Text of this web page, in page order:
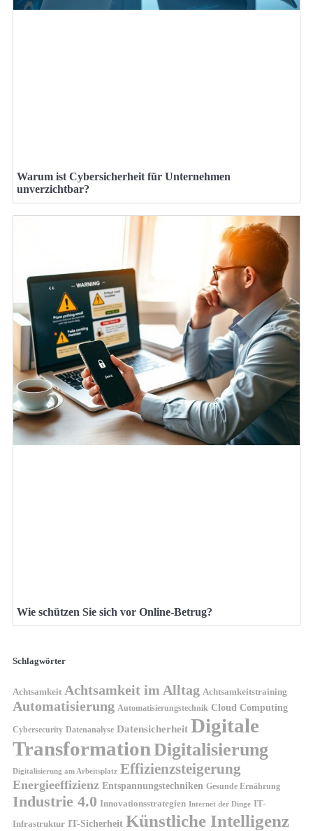
Warum ist Cybersicherheit für Unternehmen
unverzichtbar?
Wie schützen Sie sich vor Online-Betrug?
Schlagwörter
Achtsamkeit Achtsamkeit im Alltag Achtsamkeitstraining
Automatisierung Automatisierungstechnik Cloud Computing
Cybersecurity Datenanalyse Datensicherheit Digitale
TransformationDigitalisierung
Digitalisierung am Arbeitsplatz Effizienzsteigerung
Energieeffizienz Entspannungstechniken Gesunde Ernährung
Industrie 4.0 Innovationsstrategien Internet der Dinge IT-
Infrastruktur IT-Sicherheit Künstliche Intelligenz